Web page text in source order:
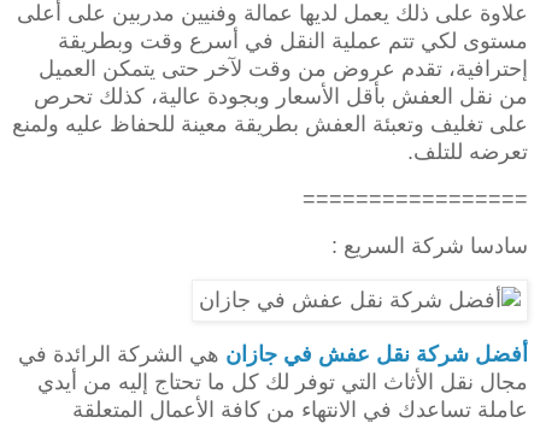
علاوة على ذلك يعمل لديها عمالة وفنيين مدربين على أعلى
مستوى لكي تتم عملية النقل في أسرع وقت وبطريقة
إحترافية، تقدم عروض من وقت لآخر حتى يتمكن العميل
من نقل العفش بأقل الأسعار وبجودة عالية، كذلك تحرص
على تغليف وتعبئة العفش بطريقة معينة للحفاظ عليه ولمنع
تعرضه للتلف.
=================
سادسا شركة السريع :
أفضل شركة نقل عفش في جازان هي الشركة الرائدة في
مجال نقل الأثاث التي توفر لك كل ما تحتاج إليه من أيدي
عاملة تساعدك في الانتهاء من كافة الأعمال المتعلقة